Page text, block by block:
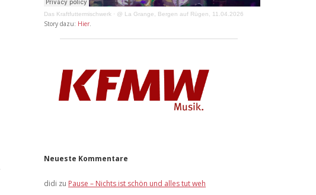
Das Kraftfuttermischwerk · @ La Grange, Bergen auf Rügen, 11.04.2026
Story dazu: Hier.
Neueste Kommentare
didi zu Pause – Nichts ist schön und alles tut weh